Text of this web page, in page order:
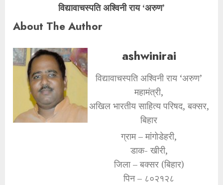
विद्यावाचस्पति अश्विनी राय ‘अरुण’
About The Author
ashwinirai
विद्यावाचस्पति अश्विनी राय ‘अरुण’
महामंत्री,
अखिल भारतीय साहित्य परिषद, बक्सर,
बिहार
ग्राम – मांगोडेहरी,
डाक- खीरी,
जिला – बक्सर (बिहार)
पिन – ८०२१२८